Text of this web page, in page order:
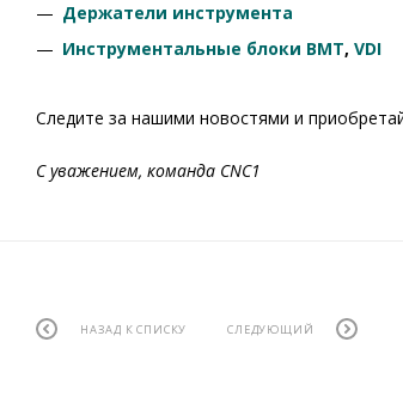
Держатели инструмента
Инструментальные блоки BMT, VDI
Следите за нашими новостями и
С уважением, команда CNC1
НАЗАД К СПИСКУ СЛЕДУЮЩИЙ